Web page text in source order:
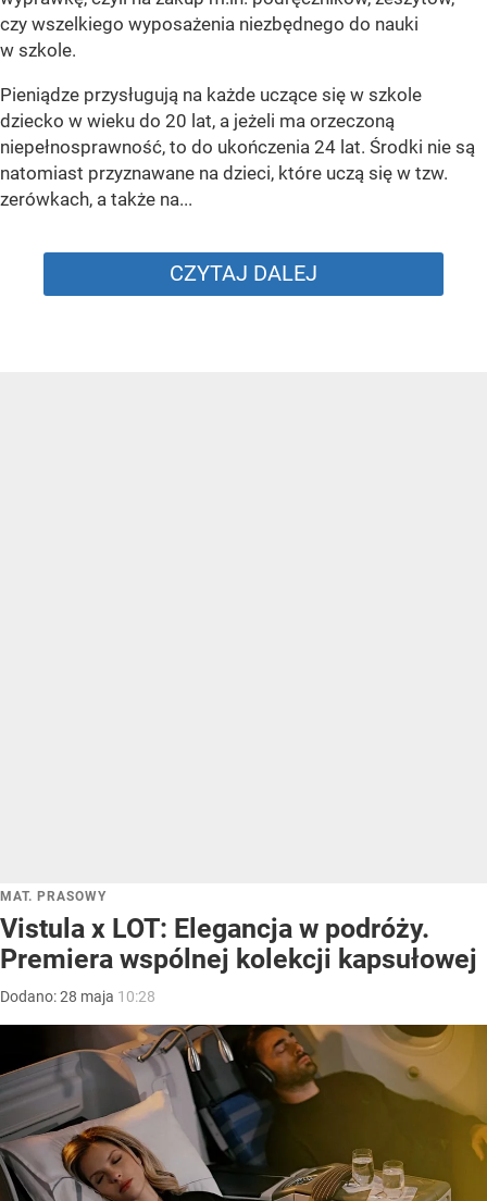
czy wszelkiego wyposażenia niezbędnego do nauki
w szkole.
Pieniądze przysługują na każde uczące się w szkole
dziecko w wieku do 20 lat, a jeżeli ma orzeczoną
niepełnosprawność, to do ukończenia 24 lat. Środki nie są
natomiast przyznawane na dzieci, które uczą się w tzw.
zerówkach, a także na...
CZYTAJ DALEJ
MAT. PRASOWY
Vistula x LOT: Elegancja w podróży.
Premiera wspólnej kolekcji kapsułowej
Dodano:28 maja 10:28